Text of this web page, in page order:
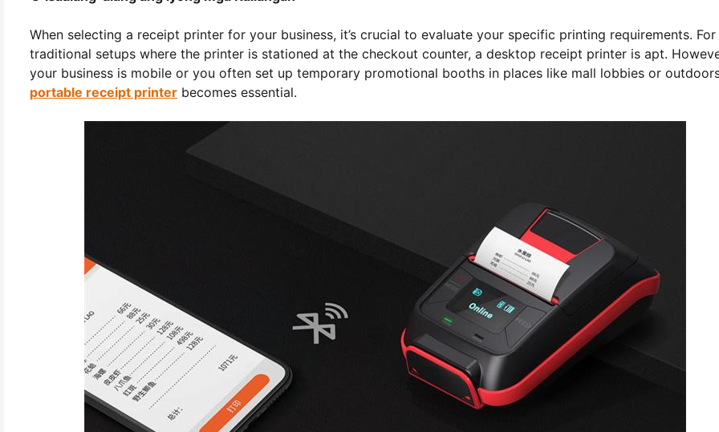
When selecting a receipt printer for your business, it’s crucial to evaluate your specific printing requirements. For
traditional setups where the printer is stationed at the checkout counter, a desktop receipt printer is apt.
your business is mobile or you often set up temporary promotional booths in places like mall lobbies or
portable receipt printer becomes essential.